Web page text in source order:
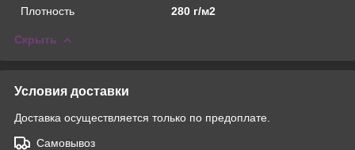
Плотность
280 г/м2
Скрыть
Условия доставки
Доставка осуществляется только по предоплате.
Самовывоз